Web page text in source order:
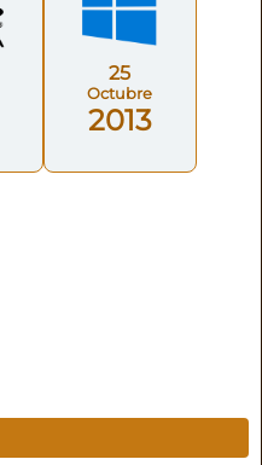
25
Octubre
2013